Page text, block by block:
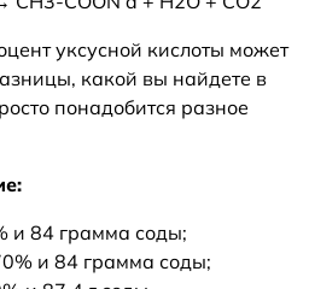
уксусной кислоты может
какой вы найдете в
понадобится разное
и 84 грамма соды;
и 84 грамма соды;